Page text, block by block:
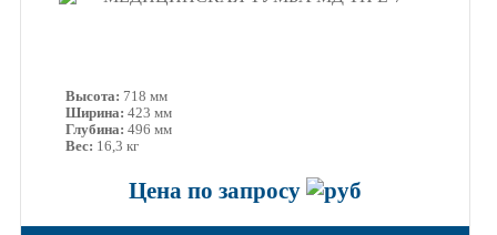
Высота: 718 мм
Ширина: 423 мм
Глубина: 496 мм
Вес: 16,3 кг
Цена по запросу